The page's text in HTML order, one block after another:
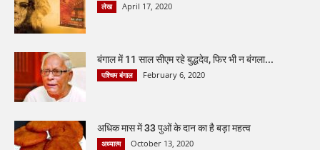
लेख April 17, 2020
बंगाल में 11 साल सीएम रहे बुद्धदेव, फिर भी न बंगला...
पश्चिम बंगाल February 6, 2020
अधिक मास में 33 पुओं के दान का है बड़ा महत्व
अध्यात्म October 13, 2020